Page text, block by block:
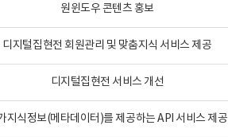
원윈도우 콘텐츠 홍보
디지털집현전 회원관리 및 맞춤지식 서비스 제공
디지털집현전 서비스 개선
지식정보(메타데이터)를 제공하는 API 서비스 제공